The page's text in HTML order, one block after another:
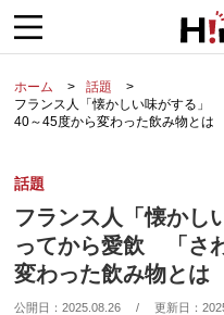
ホーム
話題
フランス人「懐かしい味がする」
40～45度から変わった飲み物とは
話題
フランス人「懐か
ってから愛飲 「さ
変わった飲み物とは
公開日：2025.08.26 / 更新日：